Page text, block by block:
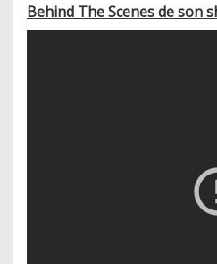
Behind The Scenes de son